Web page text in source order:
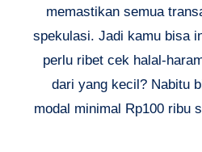
memastikan semua
spekulasi. Jadi kamu bisa
perlu ribet cek halal-
dari yang kecil? Nabitu
modal minimal Rp100 ribu